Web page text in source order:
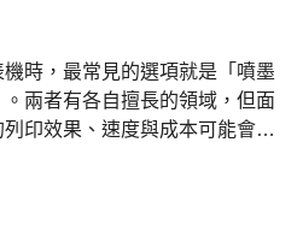
時，最常見的選項就是「噴墨
兩者有各自擅長的領域，但面
印效果、速度與成本可能會有